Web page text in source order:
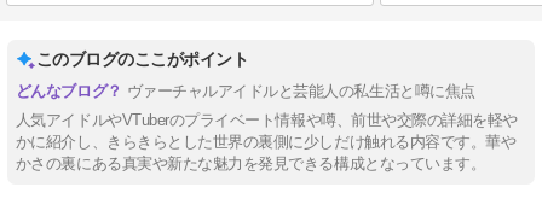
このブログのここがポイント
ヴァーチャルアイドルと芸能人の私生活と噂に焦点
人気アイドルやVTuberのプライベート情報や噂、前世や交際の詳細を軽や
かに紹介し、きらきらとした世界の裏側に少しだけ触れる内容です。華や
かさの裏にある真実や新たな魅力を発見できる構成となっています。